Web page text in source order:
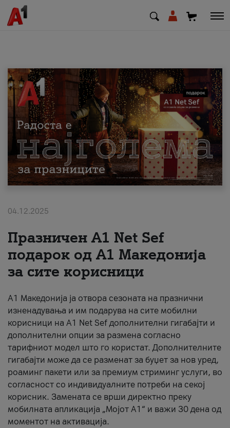
МК EN SQ
Приватни Деловни
Поддршка
Надополни кредит
За нас
#ПодобарОнлајн
04.12.2025
Празничен A1 Net Sеf
подарок од А1 Македонија
за сите корисници
А1 Македонија ја отвора сезоната на празнични
изненадувања и им подарува на сите мобилни
корисници на A1 Net Sef дополнителни гигабајти и
дополнителни опции за размена согласно
тарифниот модел што го користат. Дополнителните
гигабајти може да се разменат за буџет за нов уред,
роаминг пакети или за премиум стриминг услуги, во
согласност со индивидуалните потреби на секој
корисник. Замената се врши директно преку
мобилната апликација „Мојот А1“ и важи 30 дена од
моментот на активација.